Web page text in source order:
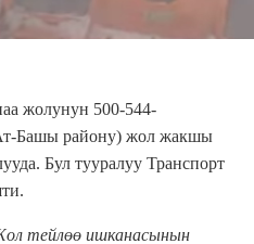
жолунун 500-544-
Башы району) жол жакшы
Бул тууралуу Транспорт
тейлөө ишканасынын